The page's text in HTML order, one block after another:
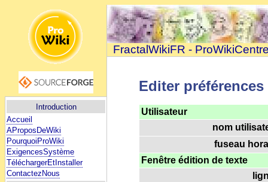
Introduction
Accueil
AProposDeWiki
PourquoiProWiki
ExigencesSystème
TéléchargerEtInstaller
ContactezNous
FractalWikiFR -
Editer préférences
Utilisateur
nom
fuseau
Fenêtre édition de texte